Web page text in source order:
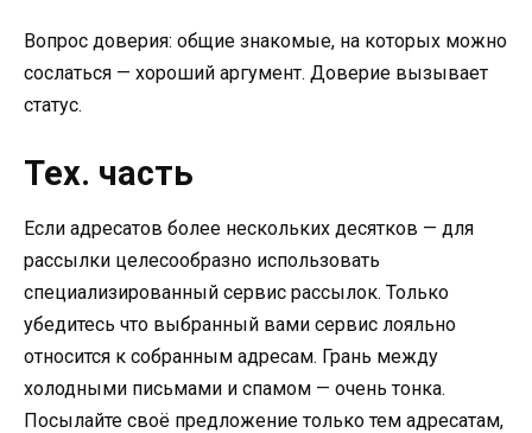
Вопрос доверия: общие знакомые, на которых можно
сослаться — хороший аргумент. Доверие вызывает
статус.
Тех. часть
Если адресатов более нескольких десятков — для
рассылки целесообразно использовать
специализированный сервис рассылок. Только
убедитесь что выбранный вами сервис лояльно
относится к собранным адресам. Грань между
холодными письмами и спамом — очень тонка.
Посылайте своё предложение только тем адресатам,